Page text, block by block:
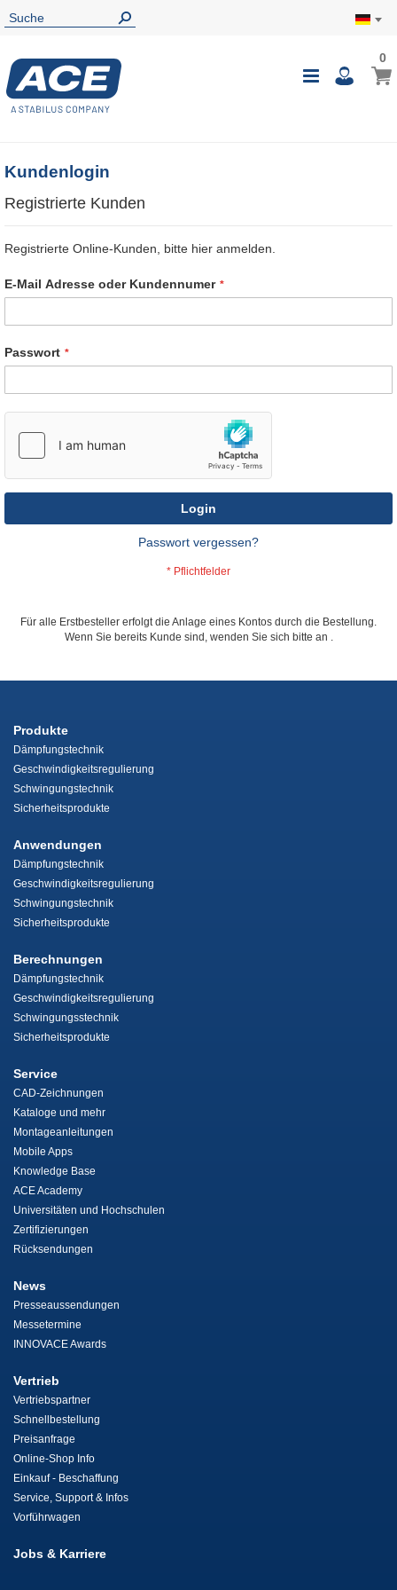
00
Kundenlogin
Registrierte Kunden
Registrierte Online-Kunden, bitte hier anmelden.
E-Mail Adresse oder Kundennumer
Passwort
Login
Passwort vergessen?
Für alle Erstbesteller erfolgt die Anlage eines Kontos durch die Bestellung.
Wenn Sie bereits Kunde sind, wenden Sie sich bitte an .
Produkte
Dämpfungstechnik
Geschwindigkeitsregulierung
Schwingungstechnik
Sicherheitsprodukte
Anwendungen
Dämpfungstechnik
Geschwindigkeitsregulierung
Schwingungstechnik
Sicherheitsprodukte
Berechnungen
Dämpfungstechnik
Geschwindigkeitsregulierung
Schwingungsstechnik
Sicherheitsprodukte
Service
CAD-Zeichnungen
Kataloge und mehr
Montageanleitungen
Mobile Apps
Knowledge Base
ACE Academy
Universitäten und Hochschulen
Zertifizierungen
Rücksendungen
News
Presseaussendungen
Messetermine
INNOVACE Awards
Vertrieb
Vertriebspartner
Schnellbestellung
Preisanfrage
Online-Shop Info
Einkauf - Beschaffung
Service, Support & Infos
Vorführwagen
Jobs & Karriere